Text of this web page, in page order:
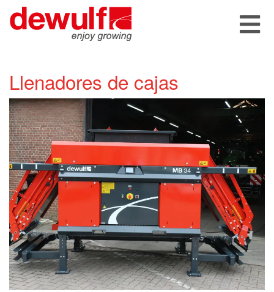
Llenadores de cajas